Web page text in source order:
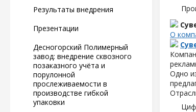
Результаты внедрения
Презентации
Десногорский Полимерный
завод: внедрение сквозного
позаказного учёта и
порулонной
прослеживаемости в
производстве гибкой
упаковки
О
Одно